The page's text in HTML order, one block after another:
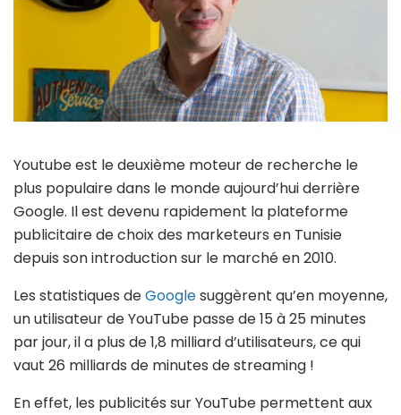
Youtube est le deuxième moteur de recherche le
plus populaire dans le monde aujourd’hui derrière
Google. Il est devenu rapidement la plateforme
publicitaire de choix des marketeurs en Tunisie
depuis son introduction sur le marché en 2010.
Les statistiques deGooglesuggèrent qu’en moyenne,
un utilisateur de YouTube passe de 15 à 25 minutes
par jour, il a plus de 1,8 milliard d’utilisateurs, ce qui
vaut 26 milliards de minutes de streaming !
En effet, les publicités sur YouTube permettent aux